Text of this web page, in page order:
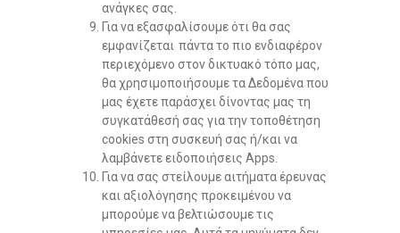
ανάγκες σας.
Για να εξασφαλίσουμε ότι θα σας
εμφανίζεται πάντα το πιο ενδιαφέρον
περιεχόμενο στον δικτυακό τόπο μας,
θα χρησιμοποιήσουμε τα Δεδομένα που
μας έχετε παράσχει δίνοντας μας τη
συγκατάθεσή σας για την τοποθέτηση
cookies στη συσκευή σας ή/και να
λαμβάνετε ειδοποιήσεις Apps.
Για να σας στείλουμε αιτήματα έρευνας
και αξιολόγησης προκειμένου να
μπορούμε να βελτιώσουμε τις